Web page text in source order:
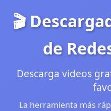
🎬
de
Descarga videos
La herramienta más